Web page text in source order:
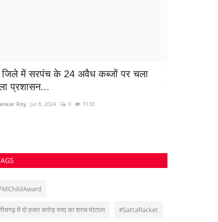
में सरपंच के 24 अवैध कब्जों पर चला
प्रशासन...
Roy Jul 8, 2024 0 3130
मित्रता की
जताई थी...
में दो हजार करोड़ रुपए का शराब घोटाला #SattaRacket